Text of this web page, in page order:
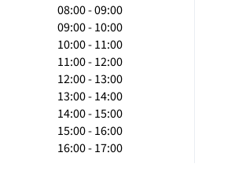
08:00 - 09:00
09:00 - 10:00
10:00 - 11:00
11:00 - 12:00
12:00 - 13:00
13:00 - 14:00
14:00 - 15:00
15:00 - 16:00
16:00 - 17:00